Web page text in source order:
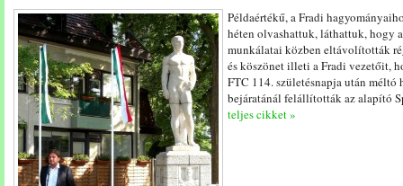
Példaértékű, a Fradi
héten olvashattuk, láthattuk, hogy
munkálatai közben eltávolították
és köszönet illeti a Fradi vezetőit,
FTC 114. születésnapja után
bejáratánál felállították az alapító
teljes cikket »